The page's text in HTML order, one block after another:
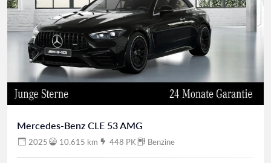
Mercedes-Benz CLE 53 AMG
2025 10.615 km 448 PK Benzine